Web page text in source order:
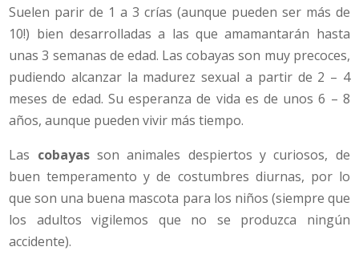
Suelen parir de 1 a 3 crías (aunque pueden ser más de
10!) bien desarrolladas a las que amamantarán hasta
unas 3 semanas de edad. Las cobayas son muy precoces,
pudiendo alcanzar la madurez sexual a partir de 2 – 4
meses de edad. Su esperanza de vida es de unos 6 – 8
años, aunque pueden vivir más tiempo.
Las cobayasson animales despiertos y curiosos, de
buen temperamento y de costumbres diurnas, por lo
que son una buena mascota para los niños (siempre que
los adultos vigilemos que no se produzca ningún
accidente).